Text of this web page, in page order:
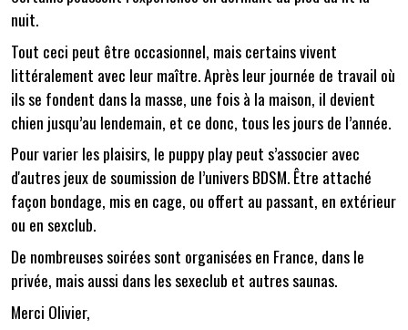
nuit.
Tout ceci peut être occasionnel, mais certains vivent
littéralement avec leur maître. Après leur journée de travail où
ils se fondent dans la masse, une fois à la maison, il devient
chien jusqu’au lendemain, et ce donc, tous les jours de l’année.
Pour varier les plaisirs, le puppy play peut s’associer avec
d'autres jeux de soumission de l’univers BDSM. Être attaché
façon bondage, mis en cage, ou offert au passant, en extérieur
ou en sexclub.
De nombreuses soirées sont organisées en France, dans le
privée, mais aussi dans les sexeclub et autres saunas.
Merci Olivier,